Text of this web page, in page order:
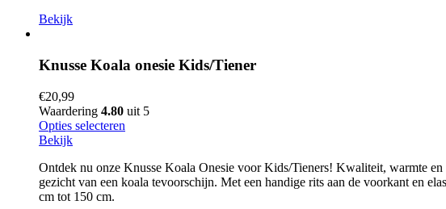
Bekijk
Knusse Koala onesie Kids/Tiener
€20,99
Waardering 4.80 uit 5
Opties selecteren
Bekijk
Ontdek nu onze Knusse Koala Onesie voor Kids/Tieners! Kwaliteit, warmte
gezicht van een koala tevoorschijn. Met een handige rits aan de voorkant en
cm tot 150 cm.